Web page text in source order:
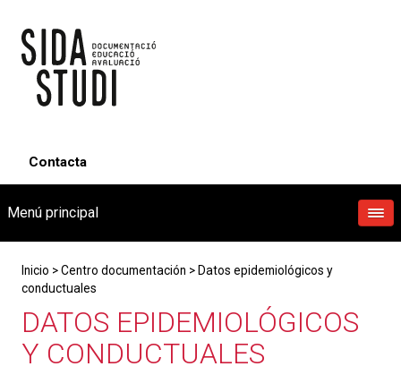
Contacta
Menú principal
Inicio >Centro documentación > Datos epidemiológicos y
conductuales
DATOS EPIDEMIOLÓGICOS
Y CONDUCTUALES